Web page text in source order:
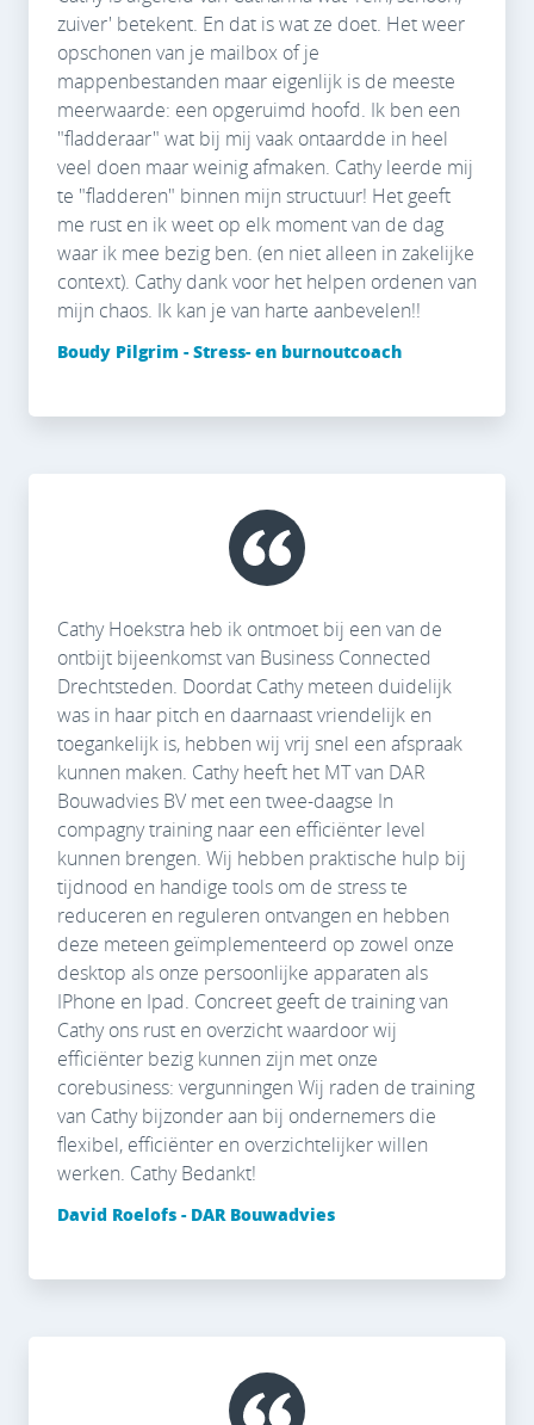
zuiver' betekent. En dat is wat ze doet. Het weer
opschonen van je mailbox of je
mappenbestanden maar eigenlijk is de meeste
meerwaarde: een opgeruimd hoofd. Ik ben een
"fladderaar" wat bij mij vaak ontaardde in heel
veel doen maar weinig afmaken. Cathy leerde mij
te "fladderen" binnen mijn structuur! Het geeft
me rust en ik weet op elk moment van de dag
waar ik mee bezig ben. (en niet alleen in zakelijke
context). Cathy dank voor het helpen ordenen van
mijn chaos. Ik kan je van harte aanbevelen!!
Boudy Pilgrim - Stress- en burnoutcoach
Cathy Hoekstra heb ik ontmoet bij een van de
ontbijt bijeenkomst van Business Connected
Drechtsteden. Doordat Cathy meteen duidelijk
was in haar pitch en daarnaast vriendelijk en
toegankelijk is, hebben wij vrij snel een afspraak
kunnen maken. Cathy heeft het MT van DAR
Bouwadvies BV met een twee-daagse In
compagny training naar een efficiënter level
kunnen brengen. Wij hebben praktische hulp bij
tijdnood en handige tools om de stress te
reduceren en reguleren ontvangen en hebben
deze meteen geïmplementeerd op zowel onze
desktop als onze persoonlijke apparaten als
IPhone en Ipad. Concreet geeft de training van
Cathy ons rust en overzicht waardoor wij
efficiënter bezig kunnen zijn met onze
corebusiness: vergunningen Wij raden de training
van Cathy bijzonder aan bij ondernemers die
flexibel, efficiënter en overzichtelijker willen
werken. Cathy Bedankt!
David Roelofs - DAR Bouwadvies